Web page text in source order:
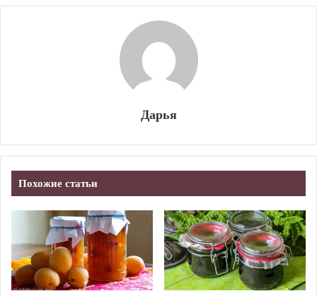
Дарья
Похожие статьи